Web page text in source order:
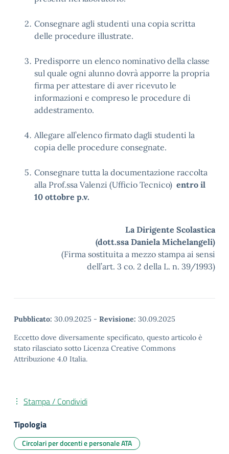
Consegnare agli studenti una copia scritta
delle procedure illustrate.
Predisporre un elenco nominativo della classe
sul quale ogni alunno dovrà apporre la propria
firma per attestare di aver ricevuto le
informazioni e compreso le procedure di
addestramento.
Allegare all’elenco firmato dagli studenti la
copia delle procedure consegnate.
Consegnare tutta la documentazione raccolta
alla Prof.ssa Valenzi (Ufficio Tecnico) entro il
10 ottobre p.v.
La Dirigente Scolastica
(dott.ssa Daniela Michelangeli)
(Firma sostituita a mezzo stampa ai sensi
dell’art. 3 co. 2 della L. n. 39/1993)
Pubblicato: 30.09.2025 - Revisione: 30.09.2025
Eccetto dove diversamente specificato, questo articolo è
stato rilasciato sotto Licenza Creative Commons
Attribuzione 4.0 Italia.
Stampa / Condividi
Tipologia
Circolari per docenti e personale ATA